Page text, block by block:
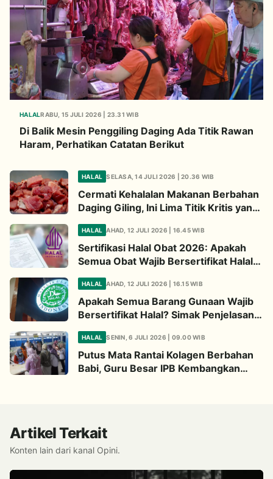
HALALRABU, 15 JULI 2026 | 23.31 WIB
Di Balik Mesin Penggiling Daging Ada Titik Rawan
Haram, Perhatikan Catatan Berikut
HALAL SELASA, 14 JULI 2026 | 20.36 WIB
Cermati Kehalalan Makanan Berbahan
Daging Giling, Ini Lima Titik Kritis yang
HALAL AHAD, 12 JULI 2026 | 16.45 WIB
Sertifikasi Halal Obat 2026: Apakah
Semua Obat Wajib Bersertifikat Halal?
HALAL AHAD, 12 JULI 2026 | 16.15 WIB
Apakah Semua Barang Gunaan Wajib
Bersertifikat Halal? Simak Penjelasan
HALAL SENIN, 6 JULI 2026 | 09.00 WIB
Putus Mata Rantai Kolagen Berbahan
Babi, Guru Besar IPB Kembangkan
Artikel Terkait
Konten lain dari kanal Opini.